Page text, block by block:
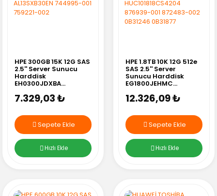
HPE 300GB 15K 12G SAS
2.5'' Server Sunucu
Harddisk
EH0300JDXBA
001 759221-002
7.329,03 ₺
Sepete Ekle
Hızlı Ekle
HPE 1.8TB 10K 12G 512e
SAS 2.5'' Server
Sunucu Harddisk
EG1800JEHMC
876939-001 872483-
002 0B31246 0B31877
12.326,09 ₺
Sepete Ekle
Hızlı Ekle